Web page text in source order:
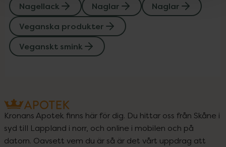
Nagellack
Naglar
Naglar
Veganska produkter
Veganskt smink
Kronans Apotek finns här för dig. Du hittar oss från Skåne i
syd till Lappland i norr, och online i mobilen och på
datorn. Oavsett vem du är så är det vårt uppdrag att